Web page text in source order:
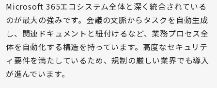
Microsoft 365エコシステム全体と深く統合されている
のが最大の強みです。会議の文脈からタスクを自動生成
し、関連ドキュメントと紐付けるなど、業務プロセス全
体を自動化する構造を持っています。高度なセキュリテ
ィ要件を満たしているため、規制の厳しい業界でも導入
が進んでいます。